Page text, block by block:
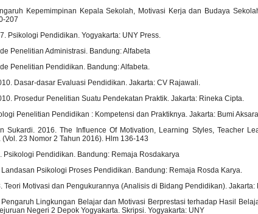
Kepemimpinan Kepala Sekolah, Motivasi Kerja dan Budaya
207
Psikologi Pendidikan. Yogyakarta: UNY Press.
Penelitian Administrasi. Bandung: Alfabeta
Penelitian Pendidikan. Bandung: Alfabeta.
Dasar-dasar Evaluasi Pendidikan. Jakarta: CV Rajawali.
Prosedur Penelitian Suatu Pendekatan Praktik. Jakarta: Rineka Cipta.
Penelitian Pendidikan : Kompetensi dan Praktiknya. Jakarta: Bumi Aksara
Sukardi. 2016. The Influence Of Motivation, Learning Styles, Teacher
(Vol. 23 Nomor 2 Tahun 2016). Hlm 136-143
Psikologi Pendidikan. Bandung: Remaja Rosdakarya
Psikologi Proses Pendidikan. Bandung: Remaja Rosda Karya.
Teori Motivasi dan Pengukurannya (Analisis di Bidang Pendidikan). Jakarta:
Lingkungan Belajar dan Motivasi Berprestasi terhadap Hasil
Negeri 2 Depok Yogyakarta. Skripsi. Yogyakarta: UNY